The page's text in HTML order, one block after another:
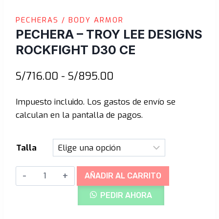
PECHERAS / BODY ARMOR
PECHERA – TROY LEE DESIGNS
ROCKFIGHT D30 CE
S/716.00 - S/895.00
precios:
S/716.00
hasta
S/895.00
Impuesto incluido. Los gastos de envío se
calculan en la pantalla de pagos.
Talla
Pechera
-
AÑADIR AL CARRITO
PEDIR AHORA